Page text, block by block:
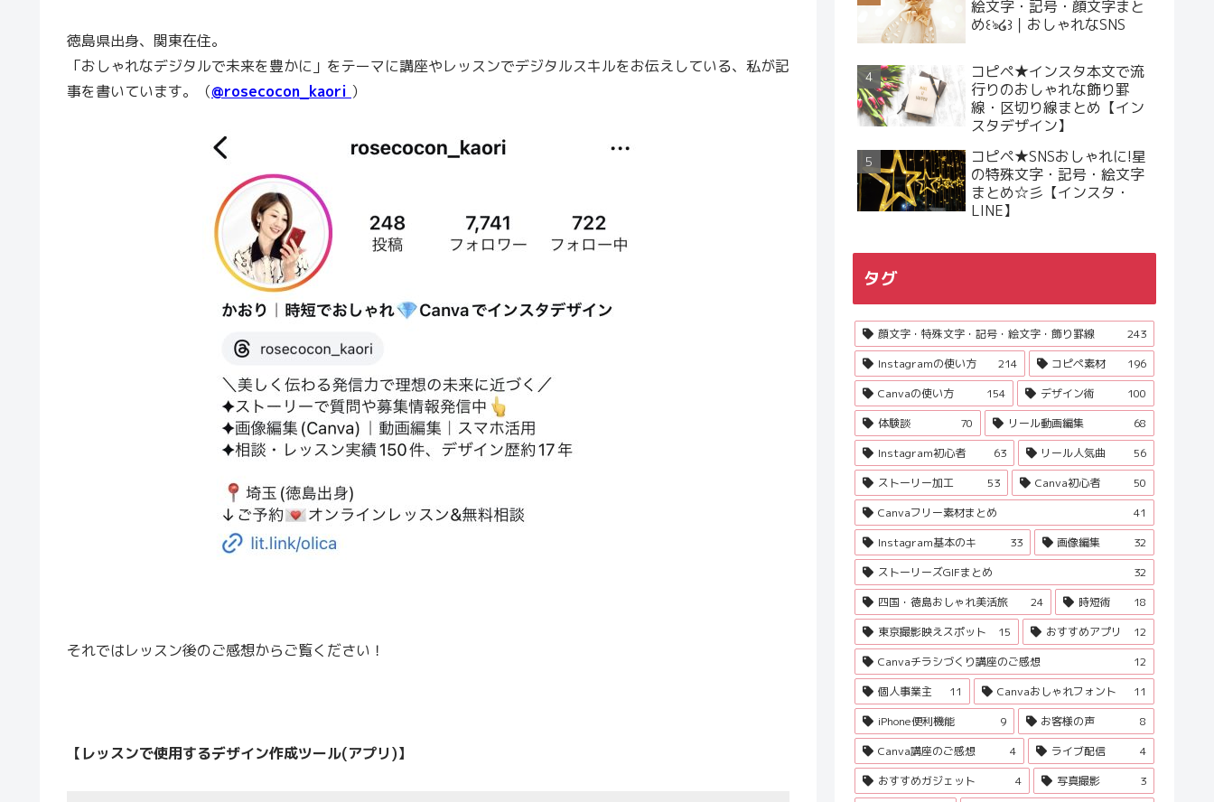
徳島県出身、関東在住。
「おしゃれなデジタルで未来を豊かに」をテーマに講座やレッスンでデジタルスキルをお伝えしている、私が記
事を書いています。（@rosecocon_kaori ）
それではレッスン後のご感想からご覧ください！
【レッスンで使用するデザイン作成ツール(アプリ)】
絵文字・記号・顔文字まと
め꒰ঌ໒꒱｜おしゃれなSNS
コピペ★インスタ本文で流
行りのおしゃれな飾り罫
線・区切り線まとめ【イン
スタデザイン】
コピペ★SNSおしゃれに!星
の特殊文字・記号・絵文字
まとめ☆彡【インスタ・
LINE】
タグ
顔文字・特殊文字・記号・絵文字・飾り罫線
243
Instagramの使い方
214 コピペ素材
196
Canvaの使い方
154 デザイン術
100
体験談
70 リール動画編集
68
Instagram初心者
63 リール人気曲
56
ストーリー加工
53 Canva初心者
50
Canvaフリー素材まとめ
41
Instagram基本のキ
33 画像編集
32
ストーリーズGIFまとめ
32
四国・徳島おしゃれ美活旅
24 時短術
18
東京撮影映えスポット
15 おすすめアプリ
12
Canvaチラシづくり講座のご感想
12
個人事業主
11 Canvaおしゃれフォント
11
iPhone便利機能
9 お客様の声
8
Canva講座のご感想
4 ライブ配信
4
おすすめガジェット
4 写真撮影
3